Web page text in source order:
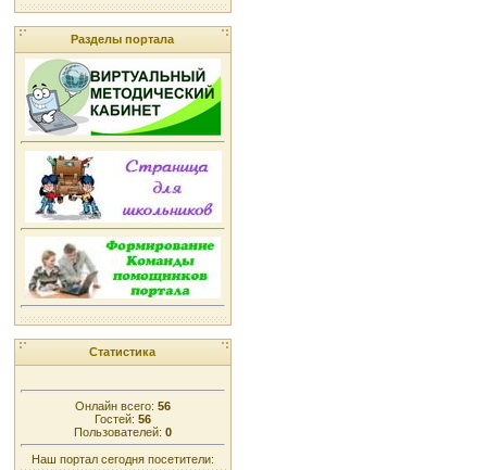
Разделы портала
Статистика
Онлайн всего: 56
Гостей: 56
Пользователей: 0
Наш портал сегодня посетители: